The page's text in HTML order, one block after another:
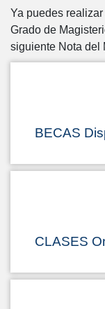
Ya puedes
Grado de
siguiente Nota del
BECAS
CLASES